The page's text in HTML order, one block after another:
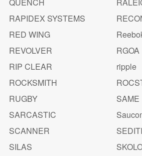
RAPIDEX SYSTEMS
RED WING
REVOLVER
RGOA
RIP CLEAR
ripple
ROCKSMITH
RUGBY
SAME
SARCASTIC
SCANNER
SILAS